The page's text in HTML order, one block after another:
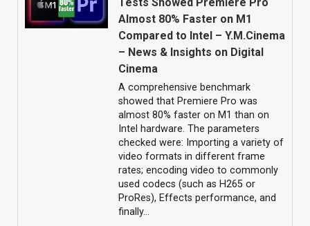
Almost 80% Faster on M1
Compared to Intel – Y.M.Cinema
– News & Insights on Digital
Cinema
A comprehensive benchmark
showed that Premiere Pro was
almost 80% faster on M1 than on
Intel hardware. The parameters
checked were: Importing a variety of
video formats in different frame
rates; encoding video to commonly
used codecs (such as H265 or
ProRes), Effects performance, and
finally…